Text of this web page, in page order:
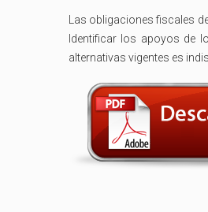
Las obligaciones fiscales
Identificar los apoyos de
alternativas vigentes es